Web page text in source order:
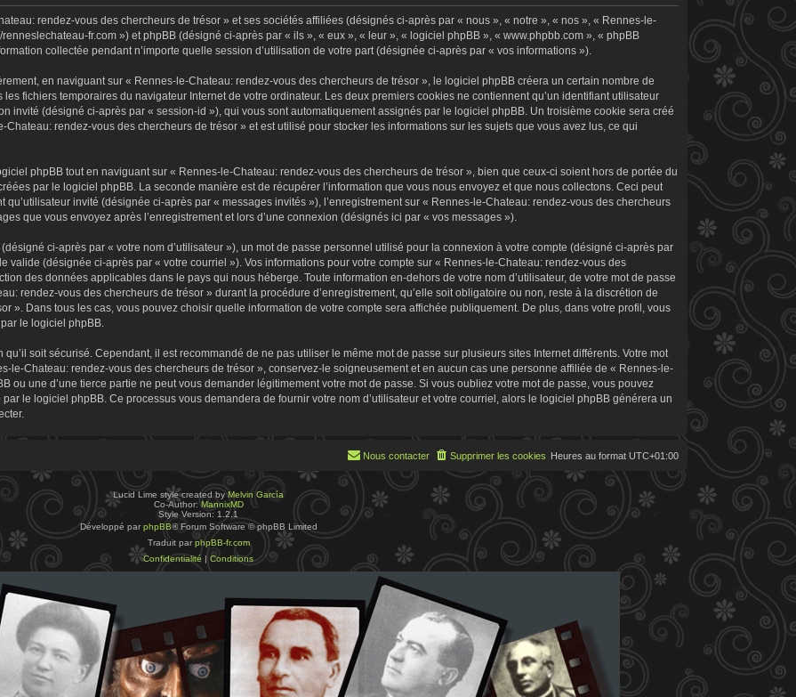
rendez-vous des chercheurs de trésor » et ses sociétés affiliées (désignés ci-après par « nous », « notre », « nos », « Rennes-le-
fr.com ») et phpBB (désigné ci-après par « ils », « eux », « leur », « logiciel phpBB », « www.phpbb.com », « phpBB
collectée pendant n’importe quelle session d’utilisation de votre part (désignée ci-après par « vos informations »).
en naviguant sur « Rennes-le-Chateau: rendez-vous des chercheurs de trésor », le logiciel phpBB créera un certain nombre de
fichiers temporaires du navigateur Internet de votre ordinateur. Les deux premiers cookies ne contiennent qu’un identifiant utilisateur
invité (désigné ci-après par « session-id »), qui vous sont automatiquement assignés par le logiciel phpBB. Un troisième cookie sera créé
rendez-vous des chercheurs de trésor » et est utilisé pour stocker les informations sur les sujets que vous avez lus, ce qui
phpBB tout en naviguant sur « Rennes-le-Chateau: rendez-vous des chercheurs de trésor », bien que ceux-ci soient hors de portée du
par le logiciel phpBB. La seconde manière est de récupérer l’information que vous nous envoyez et que nous collectons. Ceci peut
qu’utilisateur invité (désignée ci-après par « messages invités »), l’enregistrement sur « Rennes-le-Chateau: rendez-vous des chercheurs
que vous envoyez après l’enregistrement et lors d’une connexion (désignés ici par « vos messages »).
ci-après par « votre nom d’utilisateur »), un mot de passe personnel utilisé pour la connexion à votre compte (désigné ci-après par
valide (désignée ci-après par « votre courriel »). Vos informations pour votre compte sur « Rennes-le-Chateau: rendez-vous des
des données applicables dans le pays qui nous héberge. Toute information en-dehors de votre nom d’utilisateur, de votre mot de passe
rendez-vous des chercheurs de trésor » durant la procédure d’enregistrement, qu’elle soit obligatoire ou non, reste à la discrétion de
». Dans tous les cas, vous pouvez choisir quelle information de votre compte sera affichée publiquement. De plus, dans votre profil, vous
le logiciel phpBB.
soit sécurisé. Cependant, il est recommandé de ne pas utiliser le même mot de passe sur plusieurs sites Internet différents. Votre mot
le-Chateau: rendez-vous des chercheurs de trésor », conservez-le soigneusement et en aucun cas une personne affiliée de « Rennes-le-
ou une d’une tierce partie ne peut vous demander légitimement votre mot de passe. Si vous oubliez votre mot de passe, vous pouvez
le logiciel phpBB. Ce processus vous demandera de fournir votre nom d’utilisateur et votre courriel, alors le logiciel phpBB générera un
Heures au format UTC+01:00
Supprimer les cookies
Nous contacter
Lucid Lime style created byMelvin García
Co-Author: MannixMD
Style Version: 1.2.1
Développé par phpBB® Forum Software © phpBB Limited
Traduit par phpBB-fr.com
Confidentialité | Conditions